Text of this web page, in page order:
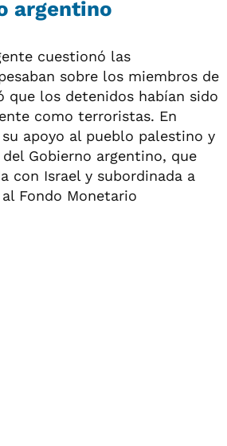
argentino
cuestionó las
sobre los miembros de
los detenidos habían sido
como terroristas. En
apoyo al pueblo palestino y
Gobierno argentino, que
con Israel y subordinada a
Fondo Monetario